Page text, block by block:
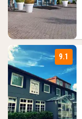
9.1